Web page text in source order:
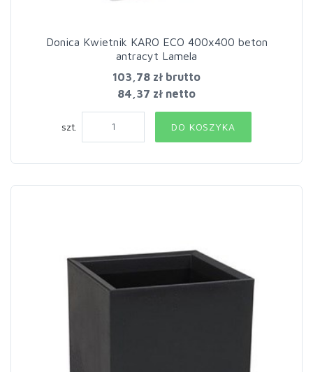
Donica Kwietnik KARO ECO 400x400 beton
antracyt Lamela
103,78 zł brutto
84,37 zł netto
szt. DO KOSZYKA